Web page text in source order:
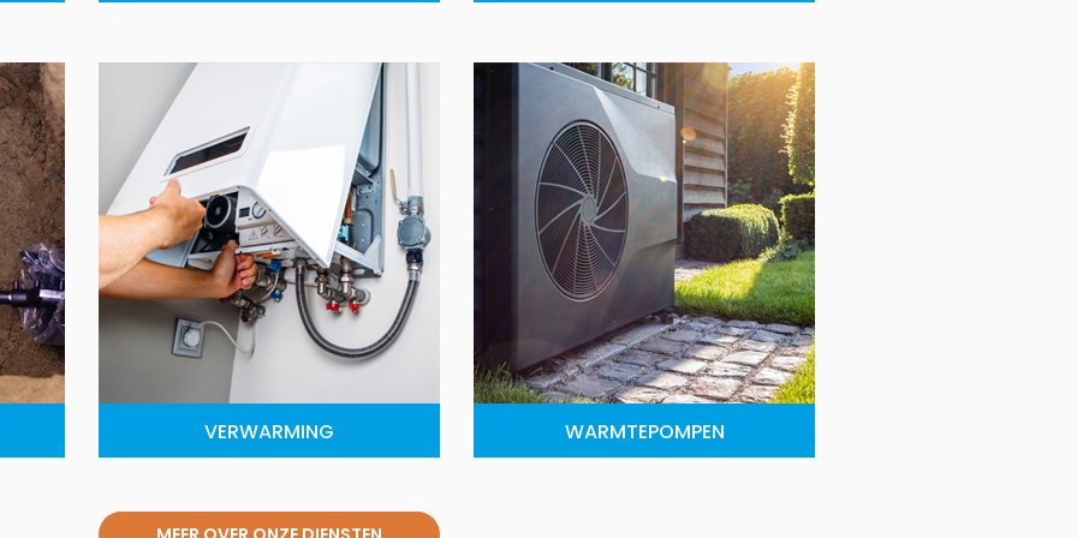
VERWARMING WARMTEPOMPEN